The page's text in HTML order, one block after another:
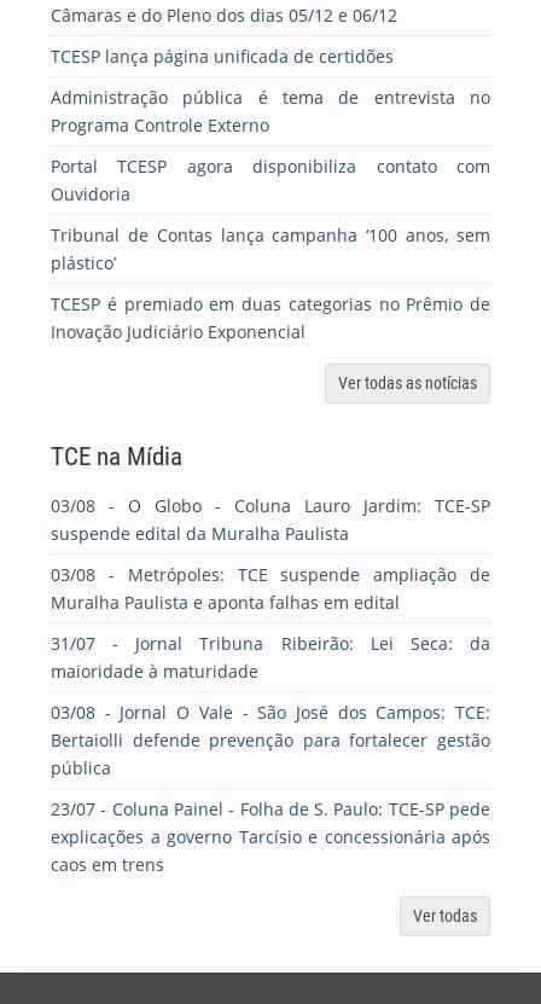
Câmaras e do Pleno dos dias 05/12 e 06/12
TCESP lança página unificada de certidões
Administração pública é tema de entrevista no
Programa Controle Externo
Portal TCESP agora disponibiliza contato com
Ouvidoria
Tribunal de Contas lança campanha ‘100 anos, sem
plástico’
TCESP é premiado em duas categorias no Prêmio de
Inovação Judiciário Exponencial
Ver todas as notícias
TCE na Mídia
03/08 - O Globo - Coluna Lauro Jardim: TCE-SP
suspende edital da Muralha Paulista
03/08 - Metrópoles: TCE suspende ampliação de
Muralha Paulista e aponta falhas em edital
31/07 - Jornal Tribuna Ribeirão: Lei Seca: da
maioridade à maturidade
03/08 - Jornal O Vale - São José dos Campos: TCE:
Bertaiolli defende prevenção para fortalecer gestão
pública
23/07 - Coluna Painel - Folha de S. Paulo: TCE-SP pede
explicações a governo Tarcísio e concessionária após
caos em trens
Ver todas